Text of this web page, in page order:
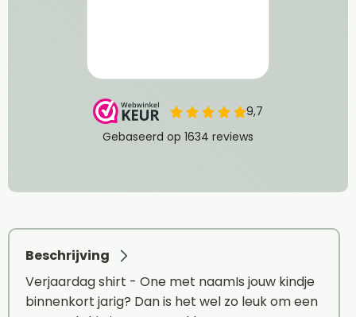
Beschrijving
Verjaardag shirt - One met naamIs jouw kindje
binnenkort jarig? Dan is het wel zo leuk om een